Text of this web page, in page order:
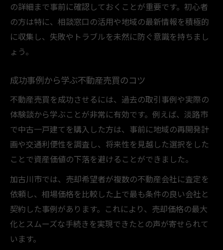
淡路市加古川市の需要動向と資産価値
相談時に気をつけるべき不動産売買の疑問
不動産売買でよくある相談内容と対策法
無料相談や費用の確認方法を知ろう
口コミや評判を参考にする際の注意点
不動産売買の相談先とその選び方
売買を検討するなら地域の市場リサーチが鍵
不動産売買の成否を分ける市場リサーチ法
地域特性を活かした物件選びのポイント
市場動向を踏まえた売買タイミングの見極
め
信頼できる不動産会社の見分け方
現地調査とネット情報を併用したリサーチ
の詳細まで事前に確認しておくことが重要です。初心者
の方は特に、相談窓口の活用や地域の最新情報を積極的
に収集し、失敗やトラブルを未然に防ぐ意識を持ちまし
ょう。
成功事例から学ぶ不動産売買のコツ
不動産売買を成功させるには、過去の取引事例や実際の
体験談から学ぶことが非常に有効です。例えば、淡路市
で中古一戸建てを購入した方は、事前に地域の再開発計
画や交通利便性を調査し、将来性を見越した選択をした
ことで資産価値の下落を避けることができました。
加古川市では、売却希望者が複数の不動産会社に査定を
依頼し、相場価格を比較した上で最も条件の良い会社と
契約した事例があります。これにより、売却価格の最大
化とスムーズな手続きを実現できたとの声が寄せられて
います。